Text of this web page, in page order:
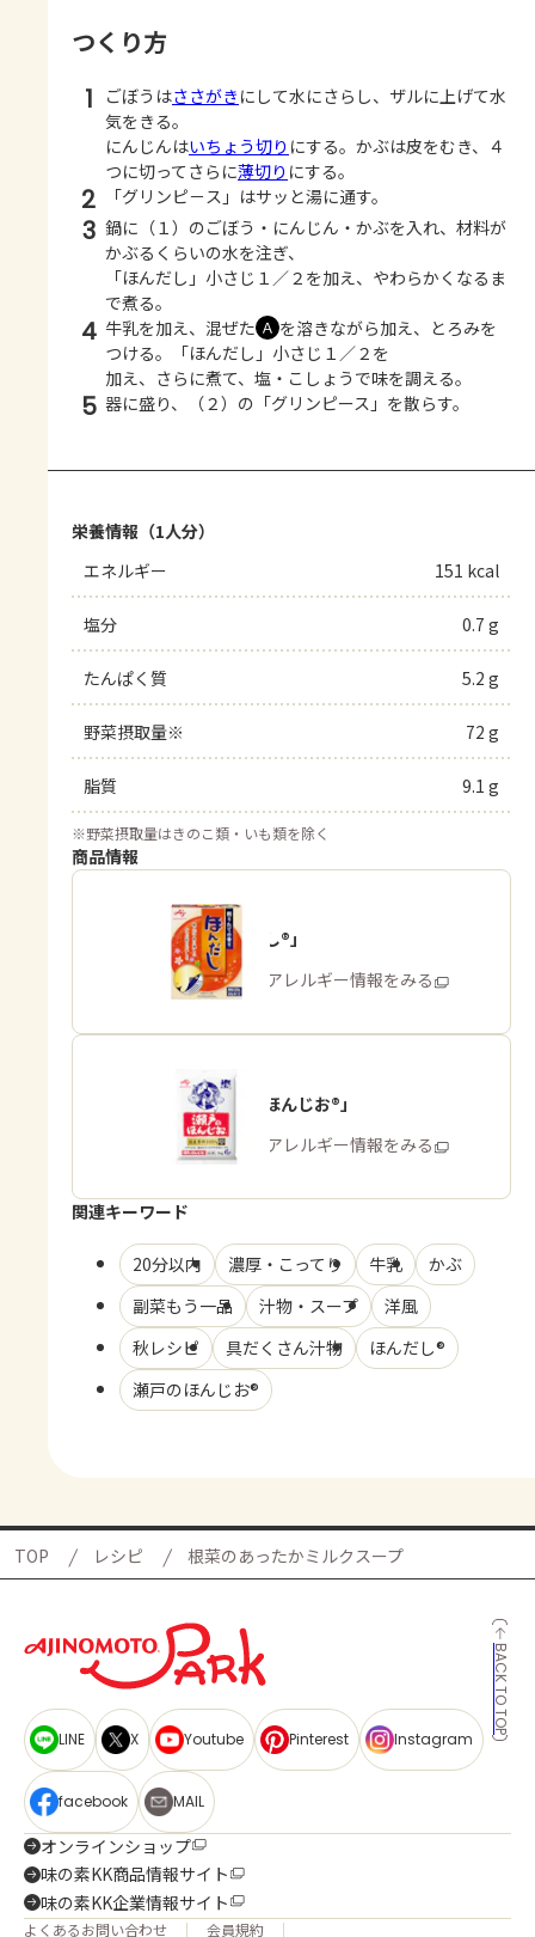
つくり方
1 ごぼうはささがきにして水にさらし、ザルに上げて水
気をきる。
にんじんはいちょう切り にする。かぶは皮をむき、４
つに切ってさらに薄切り にする。
2 「グリンピ－ス」はサッと湯に通す。
3 鍋に（１）のごぼう・にんじん・かぶを入れ、材料が
かぶるくらいの水を注ぎ、
「ほんだし」小さじ１／２を加え、やわらかくなるま
で煮る。
4 牛乳を加え、混ぜた Ａ を溶きながら加え、とろみを
つける。「ほんだし」小さじ１／２を
加え、さらに煮て、塩・こしょうで味を調える。
5 器に盛り、（２）の「グリンピース」を散らす。
栄養情報（1人分）
エネルギー
151 kcal
塩分 0.7 g
たんぱく質 5.2 g
野菜摂取量※ 72 g
脂質 9.1 g
※野菜摂取量はきのこ類・いも類を除く
商品情報
「ほんだし®」
商品・アレルギー情報をみる
「瀬戸のほんじお®」
商品・アレルギー情報をみる
関連キーワード
20分以内 濃厚・こってり 牛乳
かぶ
副菜もう一品
汁物・スープ
洋風
秋レシピ
具だくさん汁物
ほんだし®
瀬戸のほんじお®
TOP レシピ 根菜のあったかミルクスープ
BACK TO TOP
LINE X Youtube Pinterest Instagram
facebook MAIL
オンラインショップ
味の素KK商品情報サイト
味の素KK企業情報サイト
よくあるお問い合わせ 会員規約